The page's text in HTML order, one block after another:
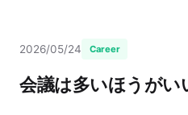
2026/05/24 Career
会議は多いほうがい